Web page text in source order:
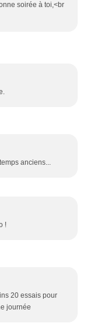
soirée à toi,<br
anciens...
!
20 essais pour
journée